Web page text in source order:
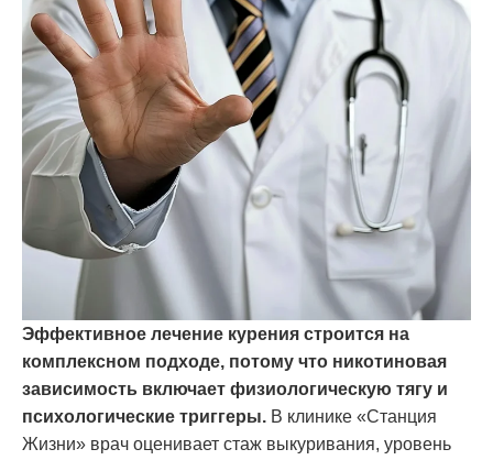
Эффективное лечение курения строится на
комплексном подходе, потому что никотиновая
зависимость включает физиологическую тягу и
психологические триггеры. В клинике «Станция
Жизни» врач оценивает стаж выкуривания, уровень